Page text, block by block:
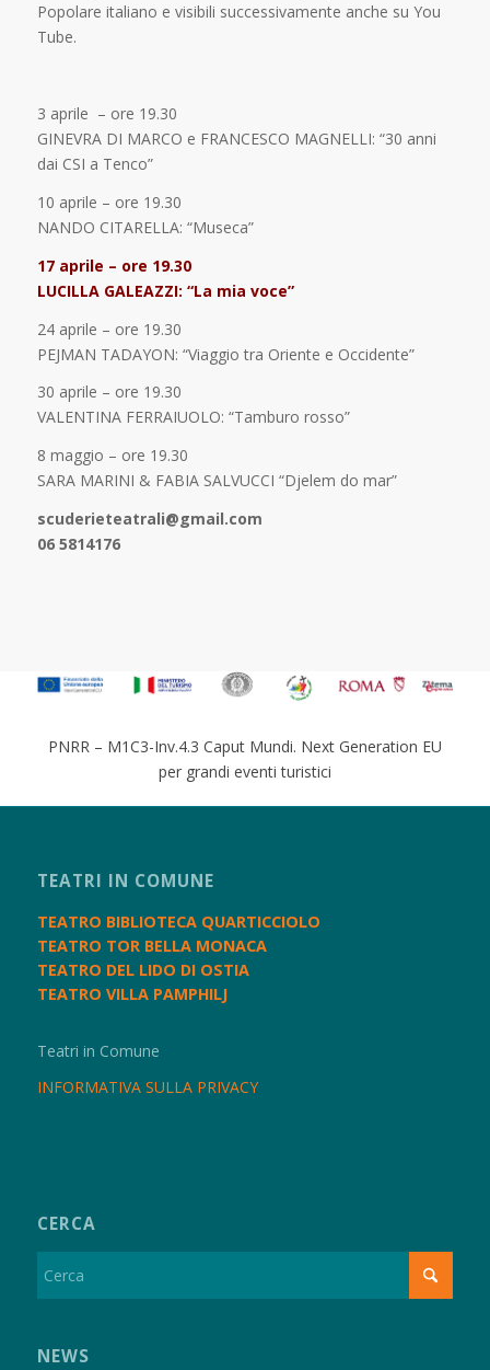
Popolare italiano e visibili successivamente anche su You
Tube.
3 aprile – ore 19.30
GINEVRA DI MARCO e FRANCESCO MAGNELLI: “30 anni
dai CSI a Tenco”
10 aprile – ore 19.30
NANDO CITARELLA: “Museca”
17 aprile – ore 19.30
LUCILLA GALEAZZI: “La mia voce”
24 aprile – ore 19.30
PEJMAN TADAYON: “Viaggio tra Oriente e Occidente”
30 aprile – ore 19.30
VALENTINA FERRAIUOLO: “Tamburo rosso”
8 maggio – ore 19.30
SARA MARINI & FABIA SALVUCCI “Djelem do mar”
scuderieteatrali@gmail.com
06 5814176
PNRR – M1C3-Inv.4.3 Caput Mundi. Next Generation EU
per grandi eventi turistici
TEATRI IN COMUNE
TEATRO BIBLIOTECA QUARTICCIOLO
TEATRO TOR BELLA MONACA
TEATRO DEL LIDO DI OSTIA
TEATRO VILLA PAMPHILJ
Teatri in Comune
INFORMATIVA SULLA PRIVACY
CERCA
NEWS